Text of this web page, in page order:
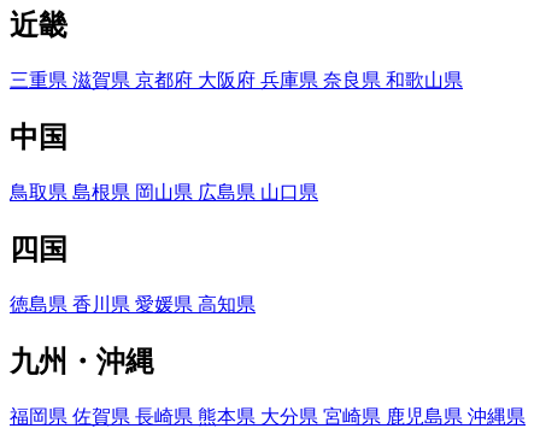
近畿
三重県 滋賀県 京都府 大阪府 兵庫県 奈良県 和歌山県
中国
鳥取県 島根県 岡山県 広島県 山口県
四国
徳島県 香川県 愛媛県 高知県
九州・沖縄
福岡県 佐賀県 長崎県 熊本県 大分県 宮崎県 鹿児島県 沖縄県